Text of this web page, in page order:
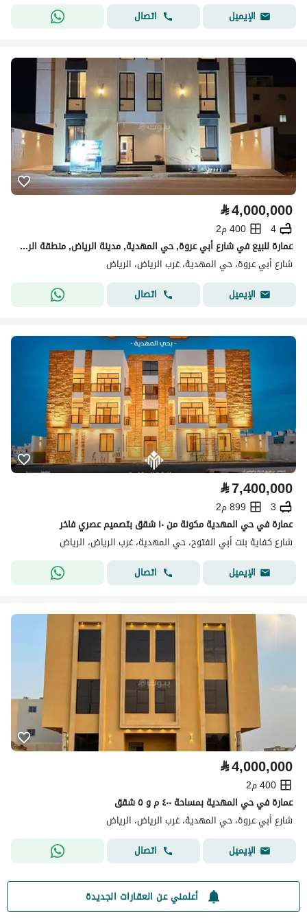
الإيميل اتصال
⃁4,000,000
4
400 م2
عمارة للبيع في شارع أبي عروة, حي المهدية, مدينة الرياض, منطقة الرياض
شارع أبي عروة، حي المهدية، غرب الرياض، الرياض
الإيميل
اتصال
⃁7,400,000
3
899 م2
عمارة في حي المهدية مكونة من ١٠ شقق بتصميم عصري فاخر
شارع كفاية بنت أبي الفتوح، حي المهدية، غرب الرياض، الرياض
الإيميل
اتصال
⃁4,000,000
400 م2
عمارة في حي المهدية بمساحة ٤٠٠ م و ٥ شقق
شارع أبي عروة، حي المهدية، غرب الرياض، الرياض
الإيميل
اتصال
أعلمني عن العقارات الجديدة